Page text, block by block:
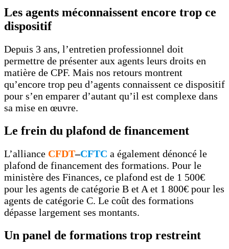
Les agents méconnaissent encore trop ce
dispositif
Depuis 3 ans, l’entretien professionnel doit
permettre de présenter aux agents leurs droits en
matière de CPF. Mais nos retours montrent
qu’encore trop peu d’agents connaissent ce dispositif
pour s’en emparer d’autant qu’il est complexe dans
sa mise en œuvre.
Le frein du plafond de financement
L’alliance CFDT–CFTC a également dénoncé le
plafond de financement des formations. Pour le
ministère des Finances, ce plafond est de 1 500€
pour les agents de catégorie B et A et 1 800€ pour les
agents de catégorie C. Le coût des formations
dépasse largement ses montants.
Un panel de formations trop restreint